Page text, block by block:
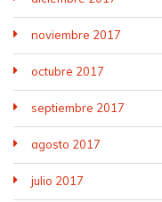
noviembre 2017
octubre 2017
septiembre 2017
agosto 2017
julio 2017